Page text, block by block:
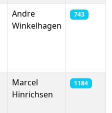
Andre
Winkelhagen
743
Marcel
Hinrichsen
1184